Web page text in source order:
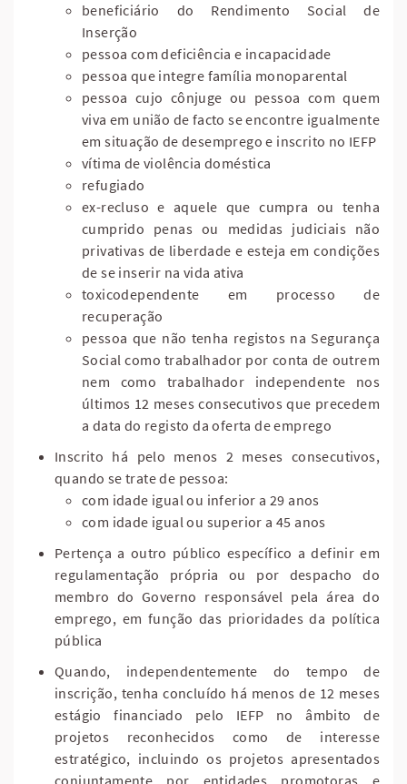
beneficiário do Rendimento Social de
Inserção
pessoa com deficiência e incapacidade
pessoa que integre família monoparental
pessoa cujo cônjuge ou pessoa com quem
viva em união de facto se encontre igualmente
em situação de desemprego e inscrito no IEFP
vítima de violência doméstica
refugiado
ex-recluso e aquele que cumpra ou tenha
cumprido penas ou medidas judiciais não
privativas de liberdade e esteja em condições
de se inserir na vida ativa
toxicodependente em processo de
recuperação
pessoa que não tenha registos na Segurança
Social como trabalhador por conta de outrem
nem como trabalhador independente nos
últimos 12 meses consecutivos que precedem
a data do registo da oferta de emprego
Inscrito há pelo menos 2 meses consecutivos,
quando se trate de pessoa:
com idade igual ou inferior a 29 anos
com idade igual ou superior a 45 anos
Pertença a outro público específico a definir em
regulamentação própria ou por despacho do
membro do Governo responsável pela área do
emprego, em função das prioridades da política
pública
Quando, independentemente do tempo de
inscrição, tenha concluído há menos de 12 meses
estágio financiado pelo IEFP no âmbito de
projetos reconhecidos como de interesse
estratégico, incluindo os projetos apresentados
conjuntamente por entidades promotoras e